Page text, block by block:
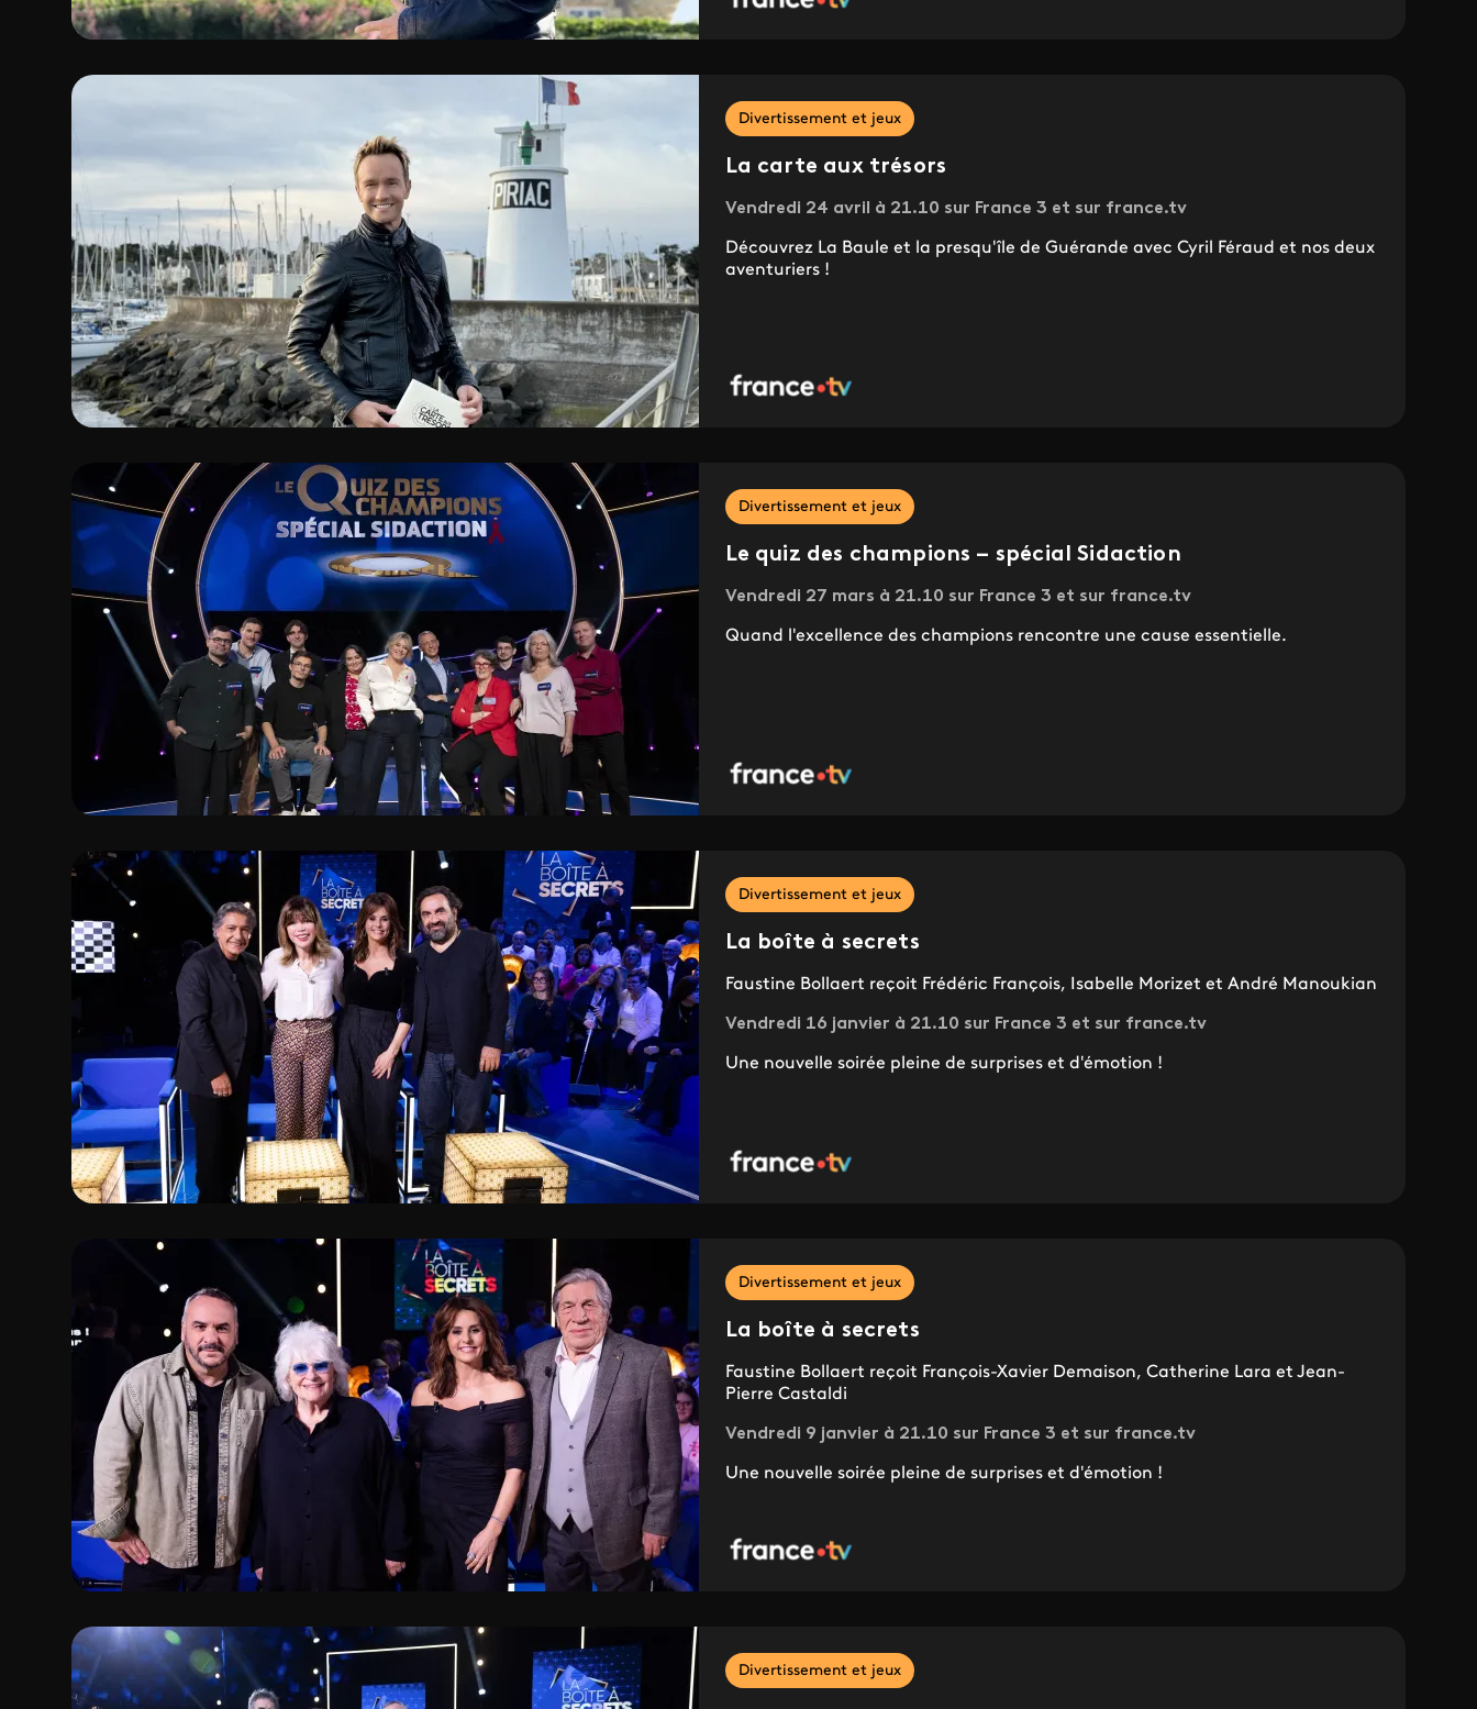
Divertissement et jeux
La carte aux trésors
Vendredi 24 avril à 21.10 sur France 3 et sur france.tv
Découvrez La Baule et la presqu'île de Guérande avec Cyril Féraud et nos deux
aventuriers !
Divertissement et jeux
Le quiz des champions – spécial Sidaction
Vendredi 27 mars à 21.10 sur France 3 et sur france.tv
Quand l'excellence des champions rencontre une cause essentielle.
Divertissement et jeux
La boîte à secrets
Faustine Bollaert reçoit Frédéric François, Isabelle Morizet et André Manoukian
Vendredi 16 janvier à 21.10 sur France 3 et sur france.tv
Une nouvelle soirée pleine de surprises et d'émotion !
Divertissement et jeux
La boîte à secrets
Faustine Bollaert reçoit François-Xavier Demaison, Catherine Lara et Jean-
Pierre Castaldi
Vendredi 9 janvier à 21.10 sur France 3 et sur france.tv
Une nouvelle soirée pleine de surprises et d'émotion !
Divertissement et jeux